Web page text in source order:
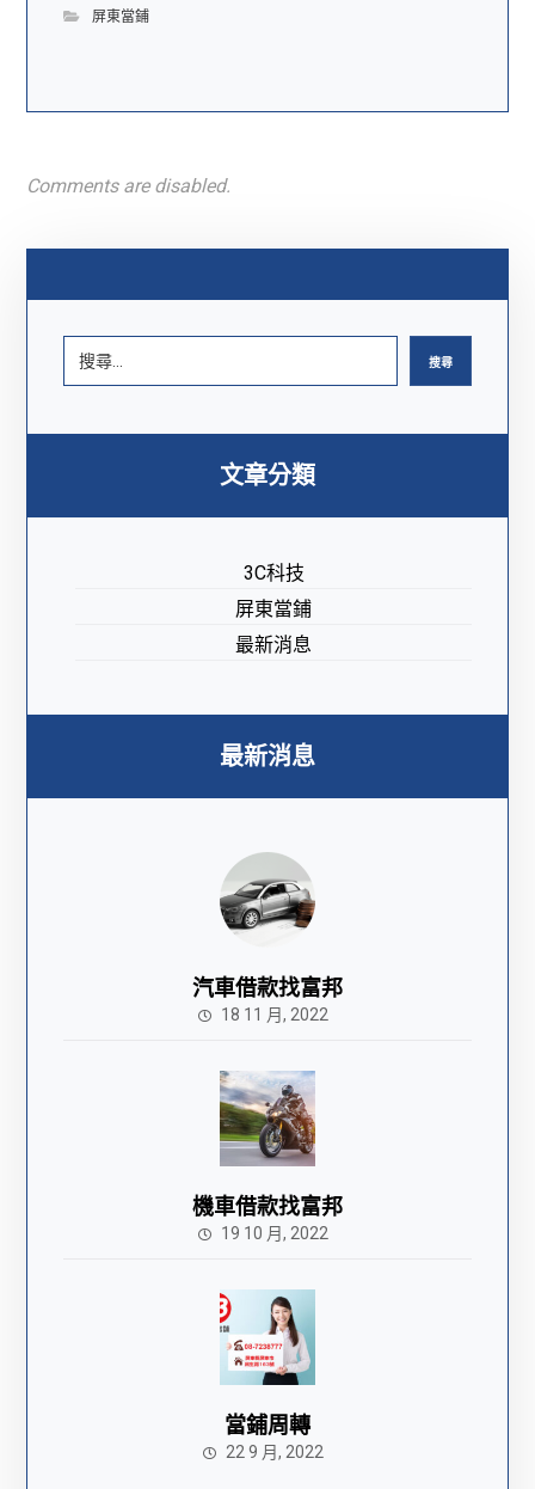
屏東當鋪
Comments are disabled.
搜尋
文章分類
3C科技
屏東當鋪
最新消息
最新消息
汽車借款找富邦
18 11 月, 2022
機車借款找富邦
19 10 月, 2022
當鋪周轉
22 9 月, 2022